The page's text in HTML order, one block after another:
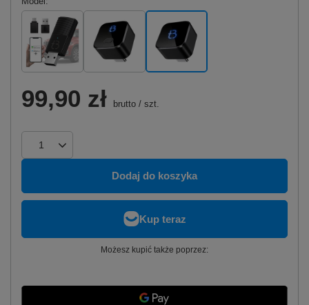
99,90 zł brutto / szt.
Dodaj do koszyka
Możesz kupić także poprzez: